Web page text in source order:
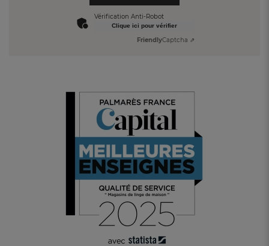
Vérification Anti-Robot
Clique ici pour vérifier
FriendlyCaptcha ⇗